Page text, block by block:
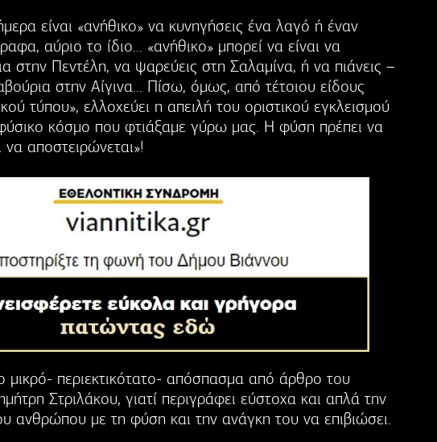
είναι «ανήθικο» να κυνηγήσεις ένα λαγό ή έναν
αύριο το ίδιο… «ανήθικο» µπορεί να είναι να
στην Πεντέλη, να ψαρεύεις στη Σαλαµίνα, ή να πιάνεις –
στην Αίγινα… Πίσω, όµως, από τέτοιου είδους
τύπου», ελλοχεύει η απειλή του οριστικού εγκλεισµού
κόσµο που φτιάξαµε γύρω µας. Η φύση πρέπει να
αποστειρώνεται»!
μικρό- περιεκτικότατο- απόσπασμα από άρθρο του
Στριλάκου, γιατί περιγράφει εύστοχα και απλά την
ανθρώπου με τη φύση και την ανάγκη του να επιβιώσει.